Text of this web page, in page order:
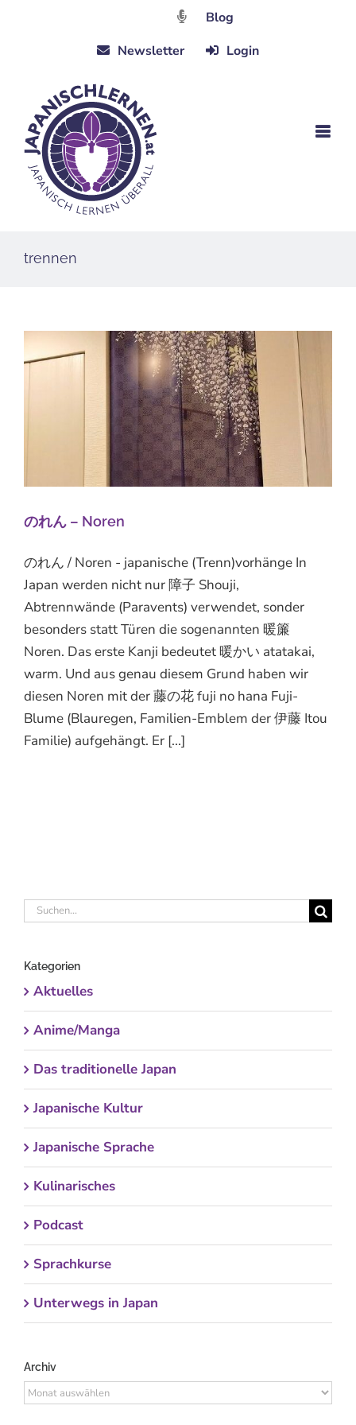
Blog
Newsletter
Login
trennen
のれん – Noren
のれん / Noren - japanische (Trenn)vorhänge In
Japan werden nicht nur 障子 Shouji,
Abtrennwände (Paravents) verwendet, sonder
besonders statt Türen die sogenannten 暖簾
Noren. Das erste Kanji bedeutet 暖かい atatakai,
warm. Und aus genau diesem Grund haben wir
diesen Noren mit der 藤の花 fuji no hana Fuji-
Blume (Blauregen, Familien-Emblem der 伊藤 Itou
Familie) aufgehängt. Er [...]
Suche
Kategorien
Aktuelles
Anime/Manga
Das traditionelle Japan
Japanische Kultur
Japanische Sprache
Kulinarisches
Podcast
Sprachkurse
Unterwegs in Japan
Archiv
Archiv